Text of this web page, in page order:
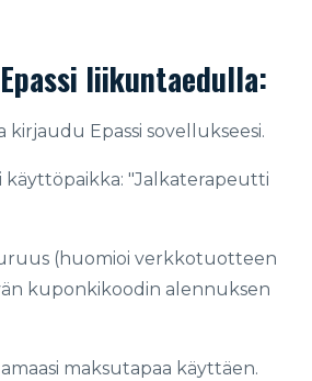
liikuntaedulla:
kirjaudu Epassi sovellukseesi.
käyttöpaikka: "Jalkaterapeutti
(huomioi verkkotuotteen
kuponkikoodin alennuksen
maksutapaa käyttäen.